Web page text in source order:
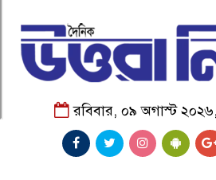
রবিবার, ০৯ অগাস্ট